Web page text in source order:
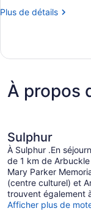
de
2
lits,
fumeur
Plus de détails
Plus
Chambre,
lits,
fumeur
À propos
Sulphur
À Sulphur .En
de 1 km de
Mary Parker
(centre culturel) et
trouvent également
Afficher plus de